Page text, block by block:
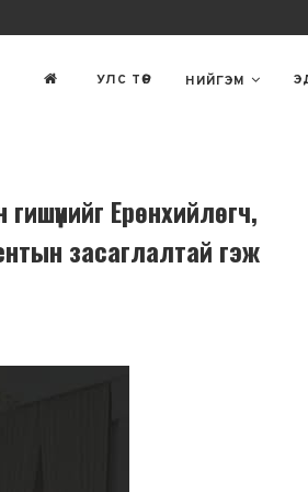
УЛС ТӨР НИЙГЭМ
Ерөнхийлөгч,
засаглалтай гэж
Оюутолгой, Дубайн гэрээний